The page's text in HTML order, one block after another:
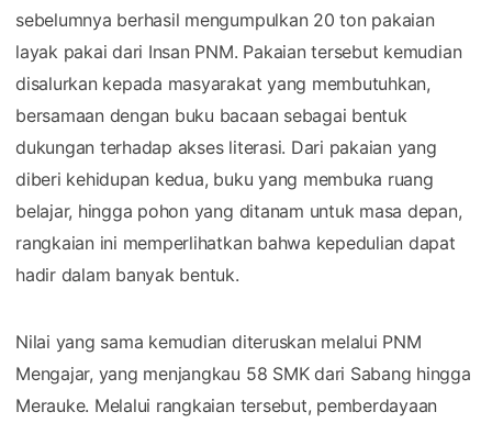
sebelumnya berhasil mengumpulkan 20 ton pakaian
layak pakai dari Insan PNM. Pakaian tersebut kemudian
disalurkan kepada masyarakat yang membutuhkan,
bersamaan dengan buku bacaan sebagai bentuk
dukungan terhadap akses literasi. Dari pakaian yang
diberi kehidupan kedua, buku yang membuka ruang
belajar, hingga pohon yang ditanam untuk masa depan,
rangkaian ini memperlihatkan bahwa kepedulian dapat
hadir dalam banyak bentuk.
Nilai yang sama kemudian diteruskan melalui PNM
Mengajar, yang menjangkau 58 SMK dari Sabang hingga
Merauke. Melalui rangkaian tersebut, pemberdayaan